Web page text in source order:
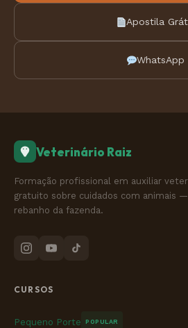
Apostila
WhatsApp
Veterinário Raiz
Formação profissional em auxiliar
gratuito sobre cuidados com animais
rebanho da fazenda.
CURSOS
Pequeno Porte POPULAR